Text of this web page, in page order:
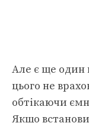
Але є ще один
цього не
обтікаючи
Якщо